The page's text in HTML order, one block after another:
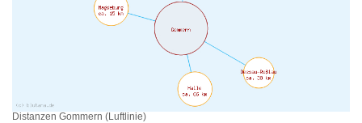
Distanzen Gommern (Luftlinie)